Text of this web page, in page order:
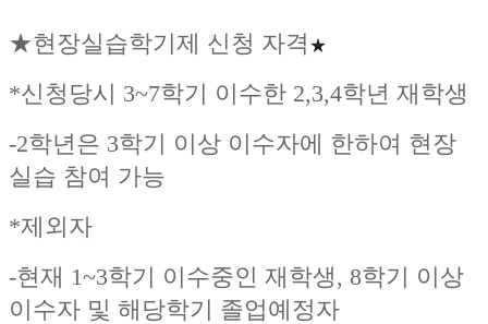
★현장실습학기제 신청 자격 ★
*신청당시 3~7학기 이수한 2,3,4학년 재학생
-2학년은 3학기 이상 이수자에 한하여 현장
실습 참여 가능
*제외자
-현재 1~3학기 이수중인 재학생, 8학기 이상
이수자 및 해당학기 졸업예정자